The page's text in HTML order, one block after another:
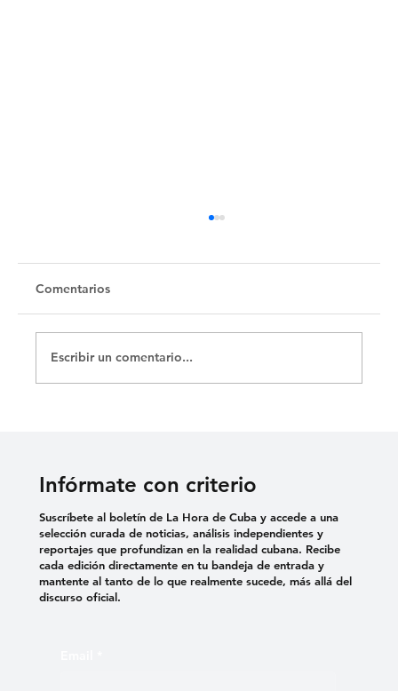
Comentarios
Escribir un comentario...
Infórmate con criterio
Suscríbete al boletín de La Hora de Cuba y accede a una
selección curada de noticias, análisis independientes y
reportajes que profundizan en la realidad cubana. Recibe
cada edición directamente en tu bandeja de entrada y
mantente al tanto de lo que realmente sucede, más allá del
discurso oficial.